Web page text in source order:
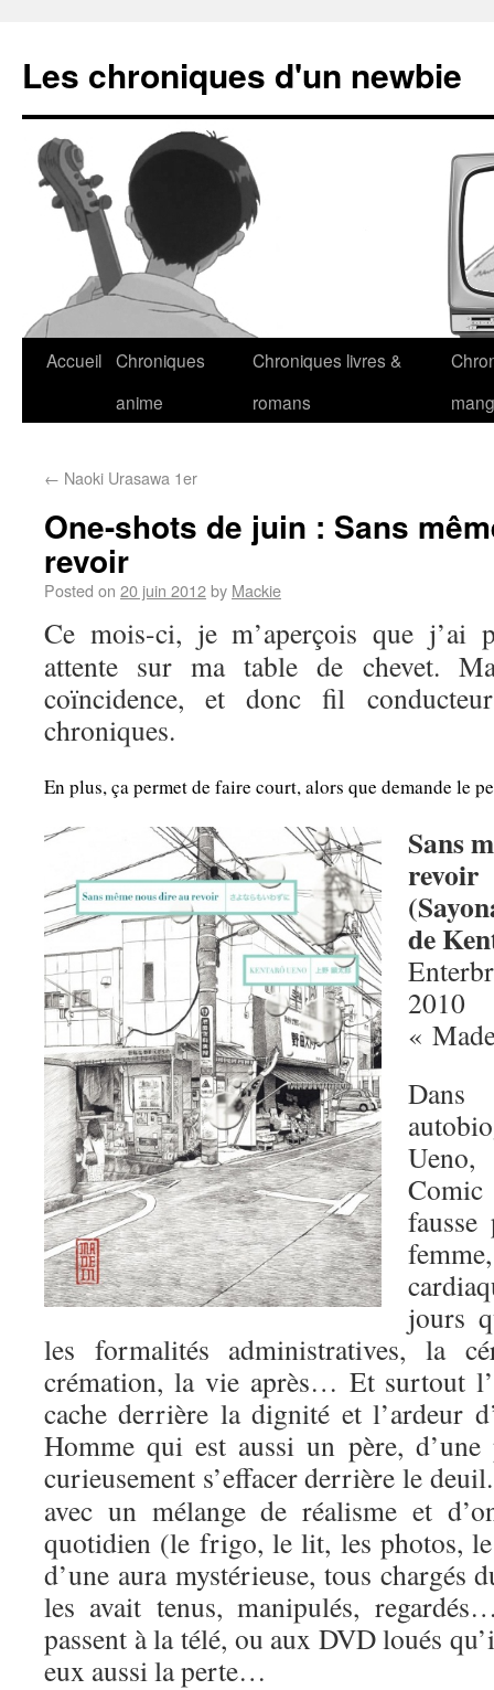
Les chroniques d'un newbie
Accueil Chroniques
anime
Chroniques livres &
romans
← Naoki Urasawa 1er
One-shots de juin : Sans
revoir
Posted on 20 juin 2012by Mackie
Ce mois-ci, je m’aperçois que j’ai
attente sur ma table de chevet.
coïncidence, et donc fil
chroniques.
En plus, ça permet de faire court, alors que demande le
Sans
revoir
de
2010
«
jours
les formalités administratives, la
crémation, la vie après… Et surtout
cache derrière la dignité et l’ardeur
Homme qui est aussi un père,
curieusement s’effacer derrière le deuil.
avec un mélange de réalisme et
quotidien (le frigo, le lit, les photos,
d’une aura mystérieuse, tous chargés
les avait tenus, manipulés,
passent à la télé, ou aux DVD loués
eux aussi la perte…